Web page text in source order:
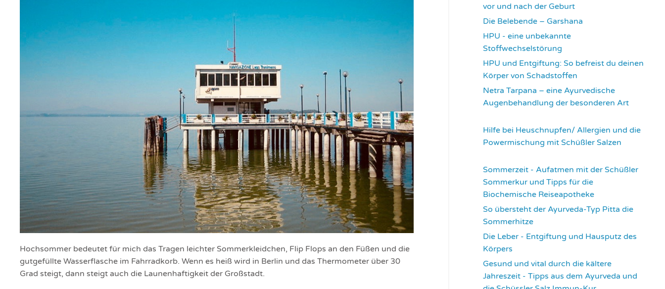
Hochsommer bedeutet für mich das Tragen leichter Sommerkleidchen, Flip Flops an den Füßen und die
gutgefüllte Wasserflasche im Fahrradkorb. Wenn es heiß wird in Berlin und das Thermometer über 30
Grad steigt, dann steigt auch die Launenhaftigkeit der Großstadt.
vor und nach der Geburt
Die Belebende – Garshana
HPU - eine unbekannte
Stoffwechselstörung
HPU und Entgiftung: So befreist du deinen
Körper von Schadstoffen
Netra Tarpana – eine Ayurvedische
Augenbehandlung der besonderen Art
Hilfe bei Heuschnupfen/ Allergien und die
Powermischung mit Schüßler Salzen
Sommerzeit - Aufatmen mit der Schüßler
Sommerkur und Tipps für die
Biochemische Reiseapotheke
So übersteht der Ayurveda-Typ Pitta die
Sommerhitze
Die Leber - Entgiftung und Hausputz des
Körpers
Gesund und vital durch die kältere
Jahreszeit - Tipps aus dem Ayurveda und